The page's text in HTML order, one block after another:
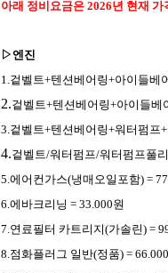
아래 정비요금은 2026년 현재
▷엔진
1.겉벨트+텐션베어링+아이들베
2.겉벨트+텐션베어링+아이들베
3.겉벨트+텐션베어링+워터펌프
4.겉벨트/워터펌프/워터펌프풀
5.에어컨가스(냉매오일포함) =
6.에바크리닝 = 33.000원
7.연료필터 카트리지(가솔린) =
8.점화플러그 일반(정품) =